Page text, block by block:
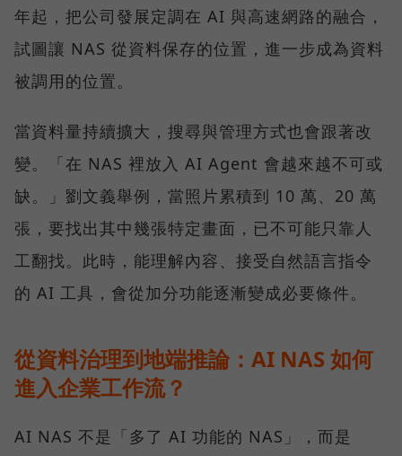
年起，把公司發展定調在 AI 與高速網路的融合，
試圖讓 NAS 從資料保存的位置，進一步成為資料
被調用的位置。
當資料量持續擴大，搜尋與管理方式也會跟著改
變。「在 NAS 裡放入 AI Agent 會越來越不可或
缺。」劉文義舉例，當照片累積到 10 萬、20 萬
張，要找出其中幾張特定畫面，已不可能只靠人
工翻找。此時，能理解內容、接受自然語言指令
的 AI 工具，會從加分功能逐漸變成必要條件。
從資料治理到地端推論：AI NAS 如何
進入企業工作流？
AI NAS 不是「多了 AI 功能的 NAS」，而是